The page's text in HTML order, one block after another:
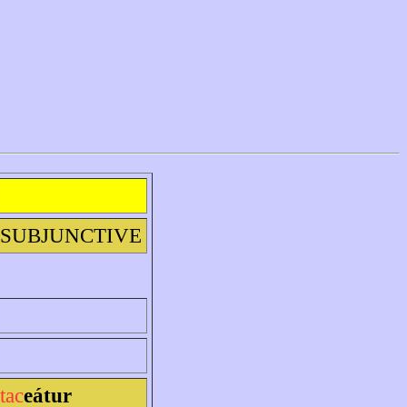
SUBJUNCTIVE
taceátur